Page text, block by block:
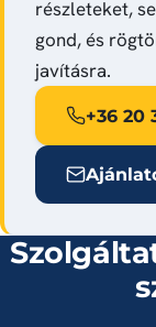
részleteket,
gond, és
javításra.
+36 20